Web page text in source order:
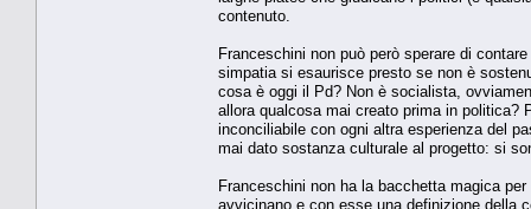
contenuto.
Franceschini non può però sperare di
simpatia si esaurisce presto se non è
cosa è oggi il Pd? Non è socialista,
allora qualcosa mai creato prima in politica?
inconciliabile con ogni altra esperienza del
mai dato sostanza culturale al progetto: si
Franceschini non ha la bacchetta magica
avvicinano e con esse una definizione della